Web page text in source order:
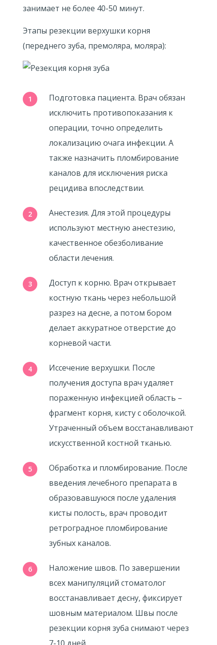
занимает не более 40-50 минут.
Этапы резекции верхушки корня
(переднего зуба, премоляра, моляра):
Подготовка пациента. Врач обязан
исключить противопоказания к
операции, точно определить
локализацию очага инфекции. А
также назначить пломбирование
каналов для исключения риска
рецидива впоследствии.
Анестезия. Для этой процедуры
используют местную анестезию,
качественное обезболивание
области лечения.
Доступ к корню. Врач открывает
костную ткань через небольшой
разрез на десне, а потом бором
делает аккуратное отверстие до
корневой части.
Иссечение верхушки. После
получения доступа врач удаляет
пораженную инфекцией область –
фрагмент корня, кисту с оболочкой.
Утраченный объем восстанавливают
искусственной костной тканью.
Обработка и пломбирование. После
введения лечебного препарата в
образовавшуюся после удаления
кисты полость, врач проводит
ретроградное пломбирование
зубных каналов.
Наложение швов. По завершении
всех манипуляций стоматолог
восстанавливает десну, фиксирует
шовным материалом. Швы после
резекции корня зуба снимают через